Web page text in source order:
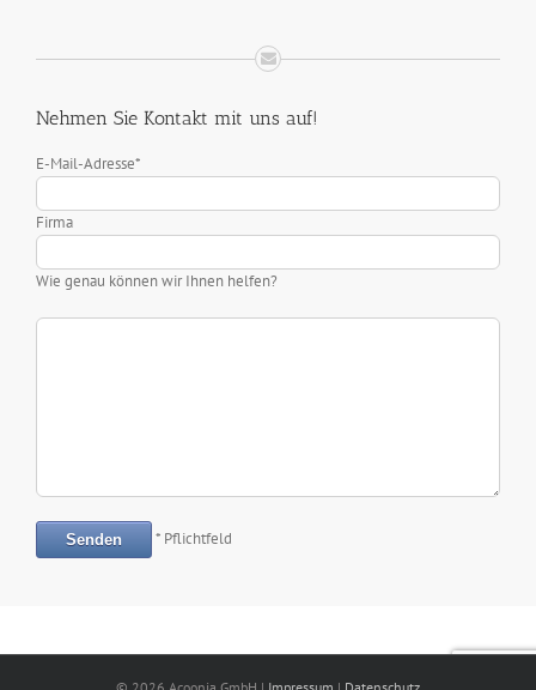
Nehmen Sie Kontakt mit uns auf!
E-Mail-Adresse*
Firma
Wie genau können wir Ihnen helfen?
* Pflichtfeld